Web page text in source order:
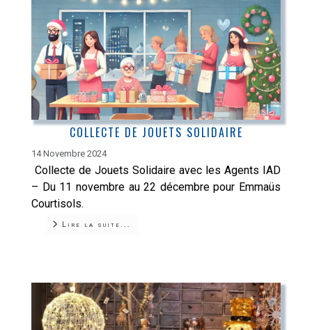
COLLECTE DE JOUETS SOLIDAIRE
14 Novembre 2024
Collecte de Jouets Solidaire avec les Agents IAD
– Du 11 novembre au 22 décembre pour Emmaüs
Courtisols.
Lire la suite...